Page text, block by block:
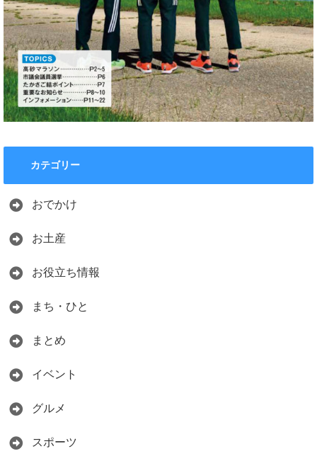
カテゴリー
おでかけ
お土産
お役立ち情報
まち・ひと
まとめ
イベント
グルメ
スポーツ